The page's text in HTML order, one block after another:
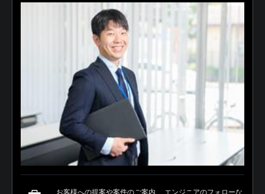
お客様への提案や案件のご案内、 エンジニアのフォローな